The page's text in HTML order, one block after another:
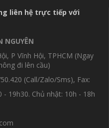
liên hệ trực tiếp với
NGUYÊN
P Vĩnh Hội, TPHCM (Ngay
đi lên cầu)
(Call/Zalo/Sms), Fax:
- 19h30. Chủ nhật: 10h - 18h